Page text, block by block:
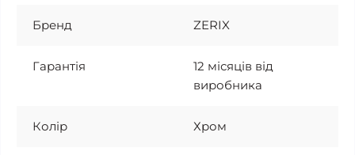
Бренд ZERIX
Гарантія
12 місяців від
виробника
Колір Хром